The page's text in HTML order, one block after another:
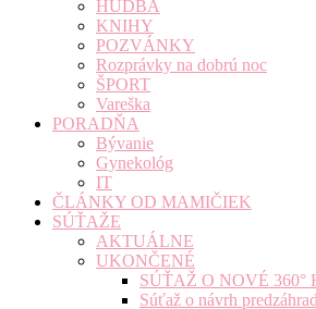
HUDBA
KNIHY
POZVÁNKY
Rozprávky na dobrú noc
ŠPORT
Vareška
PORADŇA
Bývanie
Gynekológ
IT
ČLÁNKY OD MAMIČIEK
SÚŤAŽE
AKTUÁLNE
UKONČENÉ
SÚŤAŽ O NOVÉ
Súťaž o návrh